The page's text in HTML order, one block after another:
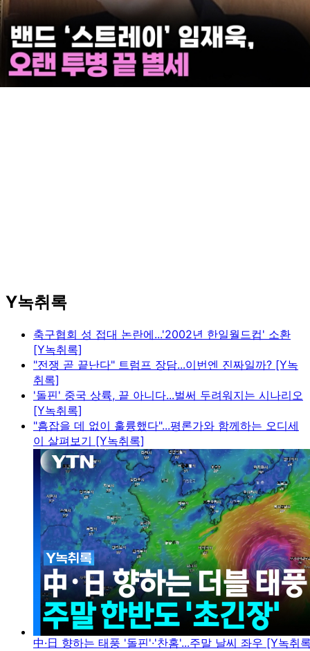
尹 '징역 30년' 선고...김계리 변호사가 법정 나오며 울
먹인 이유 [지금이뉴스]
Y녹취록
축구협회 성 접대 논란에...'2002년 한일월드컵' 소환
[Y녹취록]
"전쟁 곧 끝난다" 트럼프 장담...이번엔 진짜일까? [Y녹
취록]
'돌핀' 중국 상륙, 끝 아니다...벌써 두려워지는 시나리오
[Y녹취록]
"흠잡을 데 없이 훌륭했다"...평론가와 함께하는 오디세
이 살펴보기 [Y녹취록]
中·日 향하는 태풍 '돌핀'·'찬홈'...주말 날씨 좌우 [Y녹취